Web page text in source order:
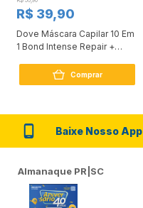
R$ 39,90
Dove Máscara Capilar 10 Em
1 Bond Intense Repair +
Comprar
Baixe Nosso App
Almanaque PR|SC